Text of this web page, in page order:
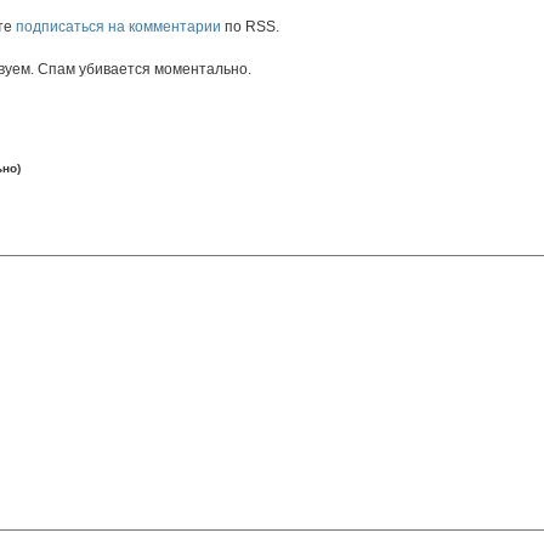
подписаться на комментарии по RSS.
Спам убивается моментально.